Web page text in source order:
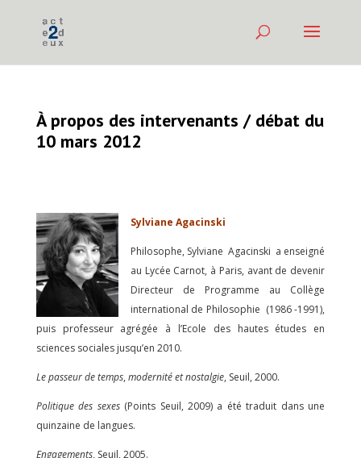
À propos des intervenants / débat du
10 mars 2012
Sylviane Agacinski
Philosophe, Sylviane Agacinski a enseigné
au Lycée Carnot, à Paris, avant de devenir
Directeur de Programme au Collège
international de Philosophie (1986 -1991),
puis professeur agrégée à l’Ecole des hautes études en
sciences sociales jusqu’en 2010.
Le passeur de temps, modernité et nostalgie, Seuil, 2000.
Politique des sexes(Points Seuil, 2009) a été traduit dans une
quinzaine de langues.
Engagements, Seuil, 2005.